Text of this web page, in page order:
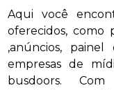
Aqui você
oferecidos, como
,anúncios,
empresas de
busdoors.